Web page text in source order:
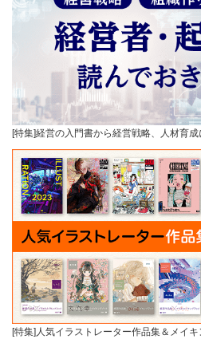
[特集]経営の入門書から経営戦略、人材育
[特集]人気イラストレーター作品集＆メイキ